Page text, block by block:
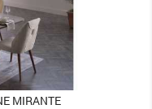
MIRANTE